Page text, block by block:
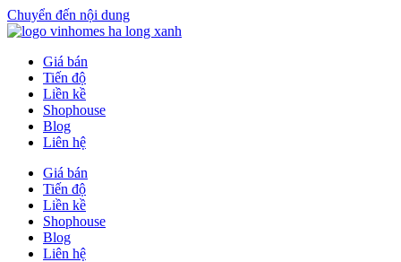
Chuyển đến nội dung
Giá bán
Tiến độ
Liền kề
Shophouse
Blog
Liên hệ
Giá bán
Tiến độ
Liền kề
Shophouse
Blog
Liên hệ